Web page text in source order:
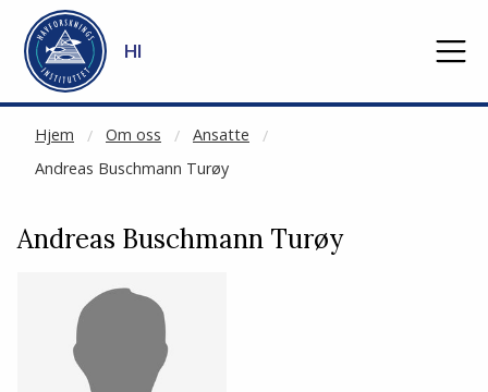
Gå til hovedinnhold
HI
Hjem Om oss
Ansatte
Andreas Buschmann Turøy
NOT CACHED
Andreas Buschmann Turøy